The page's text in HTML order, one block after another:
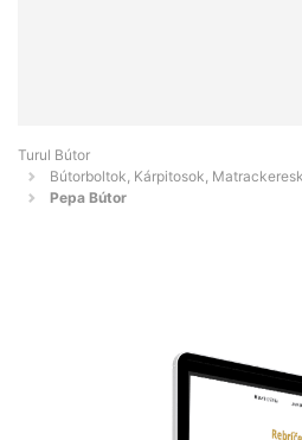
Turul Bútor
Bútorboltok, Kárpitosok,
Pepa Bútor